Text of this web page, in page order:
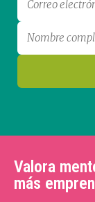
Valora
más